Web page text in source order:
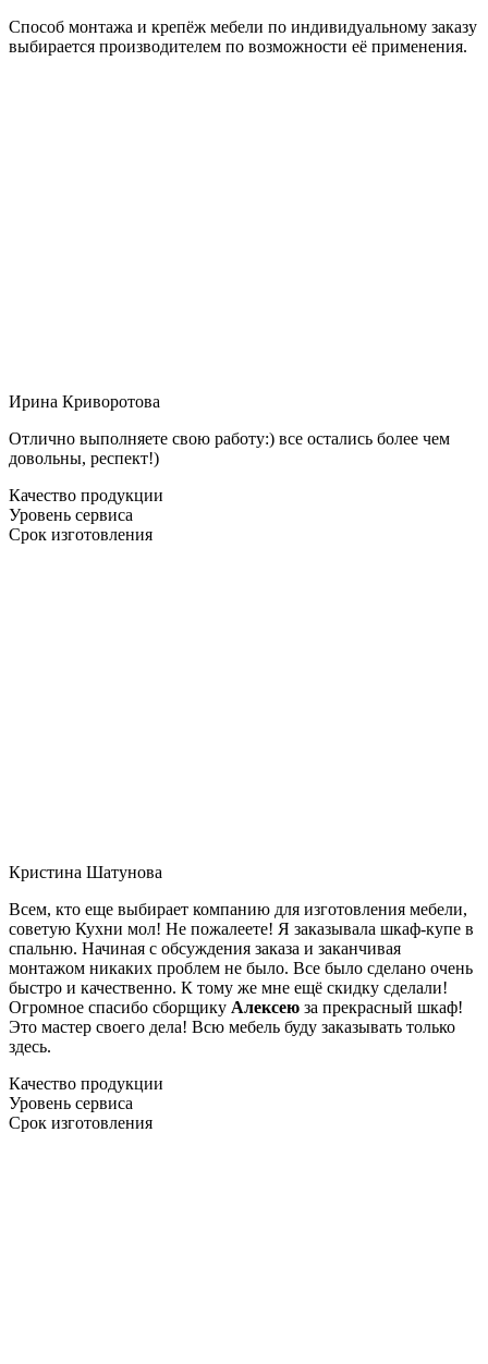
Способ монтажа и крепёж мебели по индивидуальному заказу
выбирается производителем по возможности её применения.
Ирина Криворотова
Отлично выполняете свою работу:) все остались более чем
довольны, респект!)
Качество продукции
Уровень сервиса
Срок изготовления
Кристина Шатунова
Всем, кто еще выбирает компанию для изготовления мебели,
советую Кухни мол! Не пожалеете! Я заказывала шкаф-купе в
спальню. Начиная с обсуждения заказа и заканчивая
монтажом никаких проблем не было. Все было сделано очень
быстро и качественно. К тому же мне ещё скидку сделали!
Огромное спасибо сборщику Алексею за прекрасный шкаф!
Это мастер своего дела! Всю мебель буду заказывать только
здесь.
Качество продукции
Уровень сервиса
Срок изготовления